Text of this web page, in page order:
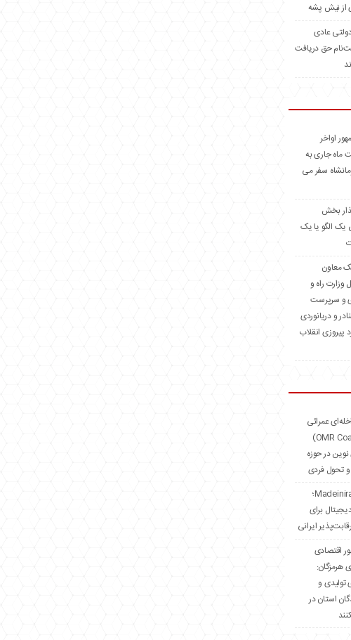
از نیش پشه
عادی
حق دریافت
اواخر
ماه جاری به
سفر می
بخش
الگو یا یک
معاون
راه و
و سرپرست
و دریانوردی
انقلاب
عمرائی
(OMR Coaching)
در حوزه
تحول فردی
Madeiniran.com؛
برای
ایرانی
اقتصادی
هرمزگان:
تولیدی و
استان در